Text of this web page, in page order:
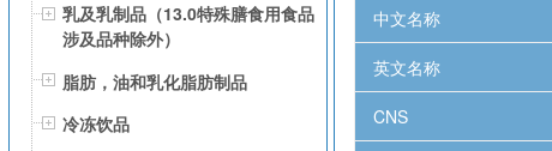
乳及乳制品（13.0特殊膳食用食品
涉及品种除外）
脂肪，油和乳化脂肪制品
冷冻饮品
中文名称
英文名称
CNS